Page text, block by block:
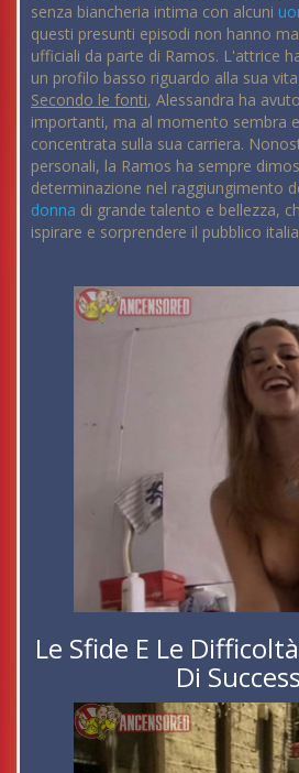
senza biancheria intima con alcuni
questi presunti episodi non hanno
ufficiali da parte di Ramos. L'attrice
un profilo basso riguardo alla sua
Secondo le fonti, Alessandra ha
importanti, ma al momento sembra
concentrata sulla sua carriera.
personali, la Ramos ha sempre
determinazione nel raggiungimento
donna di grande talento e bellezza,
ispirare e sorprendere il pubblico
Le Sfide E Le
Di